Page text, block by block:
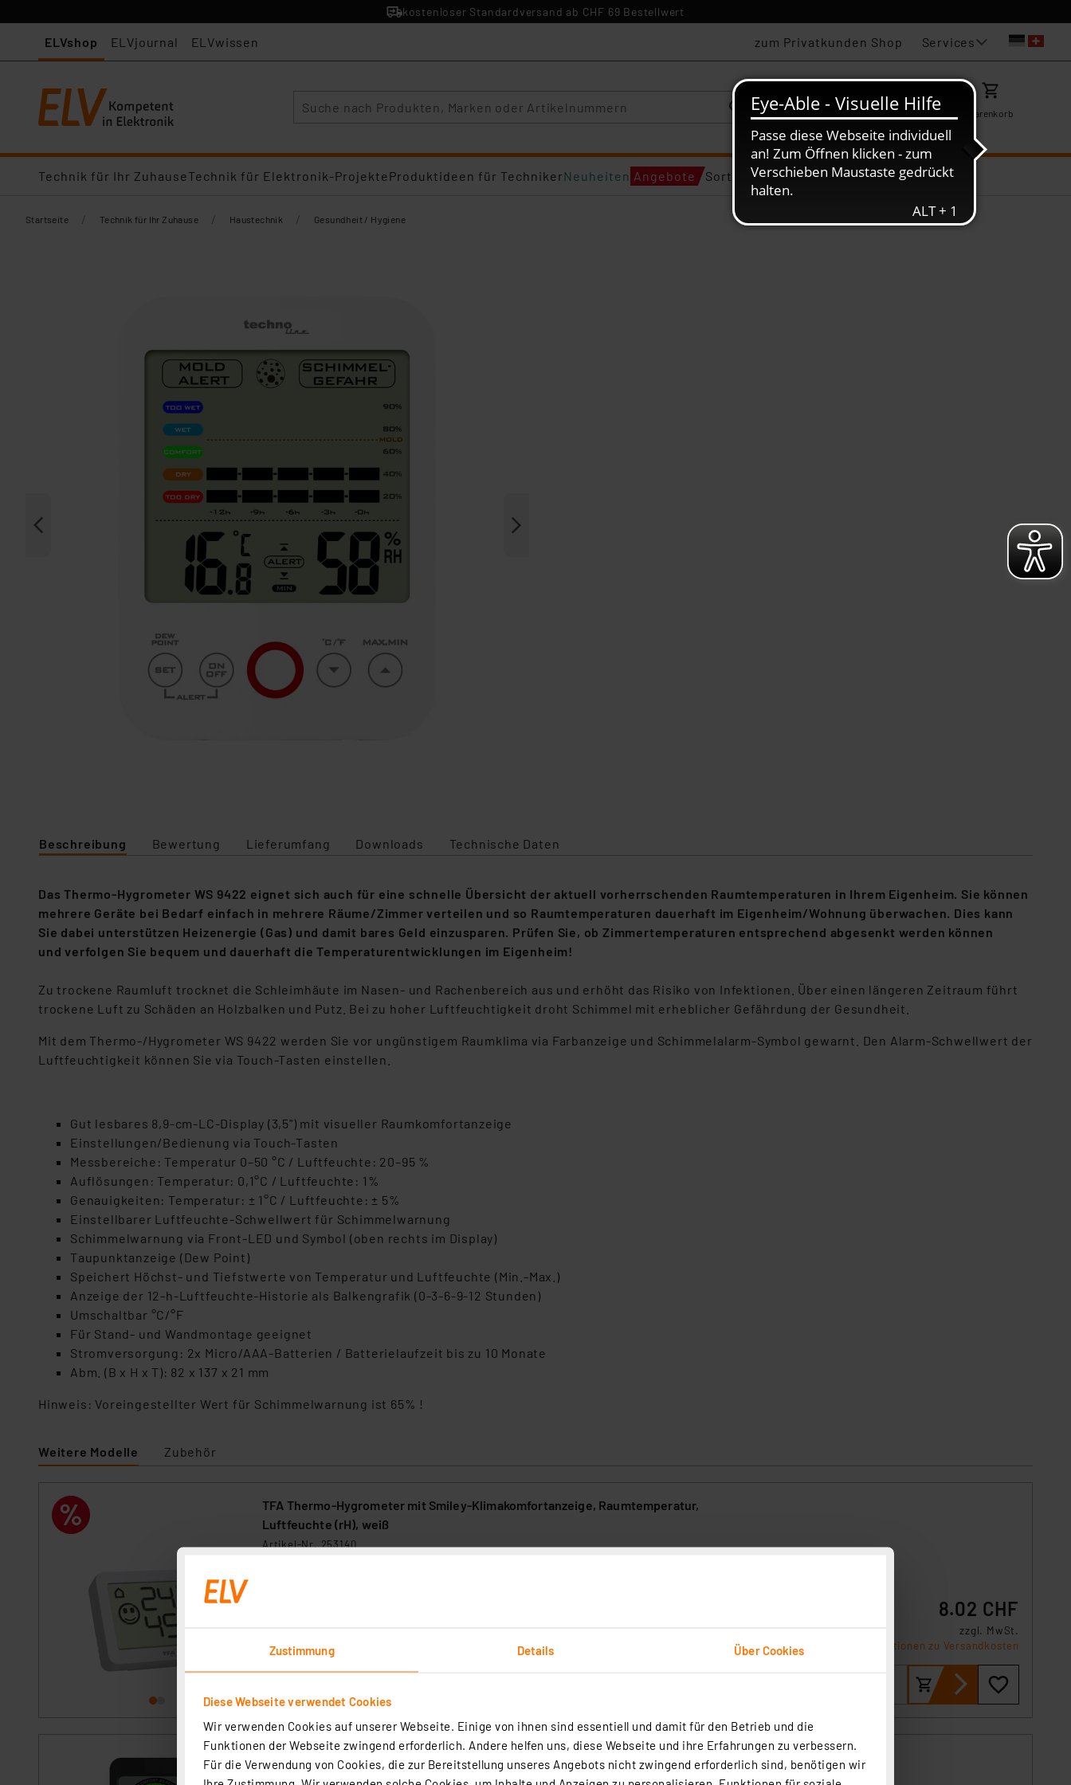
Zustimmung Details Über Cookies
Diese Webseite verwendet Cookies
Wir verwenden Cookies auf unserer Webseite. Einige von ihnen sind essentiell und damit für den Betrieb und die
Funktionen der Webseite zwingend erforderlich. Andere helfen uns, diese Webseite und ihre Erfahrungen zu verbessern.
Für die Verwendung von Cookies, die zur Bereitstellung unseres Angebots nicht zwingend erforderlich sind, benötigen wir
kostenloser Standardversand ab CHF 69 Bestellwert
ELVshop ELVjournal ELVwissen zum Privatkunden Shop Services
KarriereMein ELV Merkzettel Warenkorb
Technik für Ihr ZuhauseTechnik für Elektronik-ProjekteProduktideen für TechnikerNeuheiten Angebote Sortiments-Deals
Startseite / Technik für Ihr Zuhause / Haustechnik / Gesundheit / Hygiene
Beschreibung Bewertung Lieferumfang Downloads Technische Daten
Das Thermo-Hygrometer WS 9422 eignet sich auch für eine schnelle Übersicht der aktuell vorherrschenden Raumtemperaturen in Ihrem Eigenheim. Sie können
mehrere Geräte bei Bedarf einfach in mehrere Räume/Zimmer verteilen und so Raumtemperaturen dauerhaft im Eigenheim/Wohnung überwachen. Dies kann
Sie dabei unterstützen Heizenergie (Gas) und damit bares Geld einzusparen. Prüfen Sie, ob Zimmertemperaturen entsprechend abgesenkt werden können
und verfolgen Sie bequem und dauerhaft die Temperaturentwicklungen im Eigenheim!
Zu trockene Raumluft trocknet die Schleimhäute im Nasen- und Rachenbereich aus und erhöht das Risiko von Infektionen. Über einen längeren Zeitraum führt
trockene Luft zu Schäden an Holzbalken und Putz. Bei zu hoher Luftfeuchtigkeit droht Schimmel mit erheblicher Gefährdung der Gesundheit.
Mit dem Thermo-/Hygrometer WS 9422 werden Sie vor ungünstigem Raumklima via Farbanzeige und Schimmelalarm-Symbol gewarnt. Den Alarm-Schwellwert der
Luftfeuchtigkeit können Sie via Touch-Tasten einstellen.
Gut lesbares 8,9-cm-LC-Display (3,5") mit visueller Raumkomfortanzeige
Einstellungen/Bedienung via Touch-Tasten
Messbereiche: Temperatur 0–50 °C / Luftfeuchte: 20–95 %
Auflösungen: Temperatur: 0,1°C / Luftfeuchte: 1%
Genauigkeiten: Temperatur: ± 1°C / Luftfeuchte: ± 5%
Einstellbarer Luftfeuchte-Schwellwert für Schimmelwarnung
Schimmelwarnung via Front-LED und Symbol (oben rechts im Display)
Taupunktanzeige (Dew Point)
Speichert Höchst- und Tiefstwerte von Temperatur und Luftfeuchte (Min.-Max.)
Anzeige der 12-h-Luftfeuchte-Historie als Balkengrafik (0-3-6-9-12 Stunden)
Umschaltbar °C/°F
Für Stand- und Wandmontage geeignet
Stromversorgung: 2x Micro/AAA-Batterien / Batterielaufzeit bis zu 10 Monate
Abm. (B x H x T): 82 x 137 x 21 mm
Hinweis: Voreingestellter Wert für Schimmelwarnung ist 65% !
Weitere Modelle Zubehör
TFA Thermo-Hygrometer mit Smiley-Klimakomfortanzeige, Raumtemperatur,
Luftfeuchte (rH), weiß
Artikel-Nr. 253140
8.02 CHF
zzgl. MwSt.
Informationen zu Versandkosten
ELV Klimakomfortanzeige KA100, Klimamonitor, Raumtemperatur messen
Artikel-Nr. 250972